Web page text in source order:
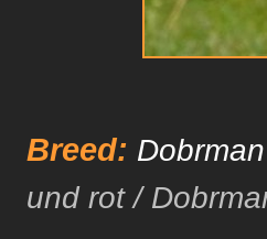
Breed:
und rot /